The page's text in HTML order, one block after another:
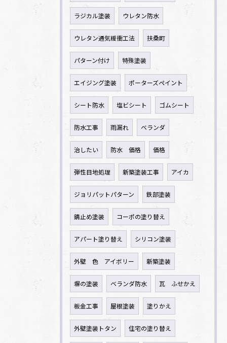
ラジカル塗装 ウレタン防水
ウレタン通気緩衝工法 扶桑町
パターン付け 特殊塗装
エイジング塗装 ポーターズペイント
シート防水 塩ビシート ゴムシート
防水工事 雨漏れ ベランダ
治したい 防水 価格 価格
弾性目地処理 新築塗装工事 アイカ
ジョリパットパターン 鉄部塗装
錆止め塗装 コーポの塗り替え
アパート塗り替え シリコン塗装
外壁 色 アイボリー 新築塗装
塀の塗装 ベランダ防水 瓦 ふせかえ
板金工事 屋根塗装 塗りかえ
外壁塗装トタン 住宅の塗り替え